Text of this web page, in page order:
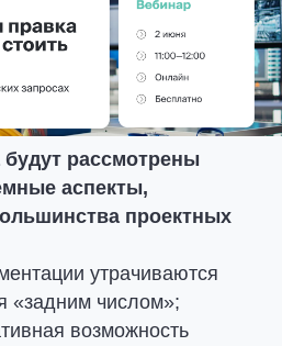
рассмотрены
аспекты,
проектных
утрачиваются
«задним числом»;
возможность